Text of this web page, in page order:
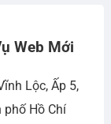
Web Mới
Lộc, Ấp 5,
phố Hồ Chí